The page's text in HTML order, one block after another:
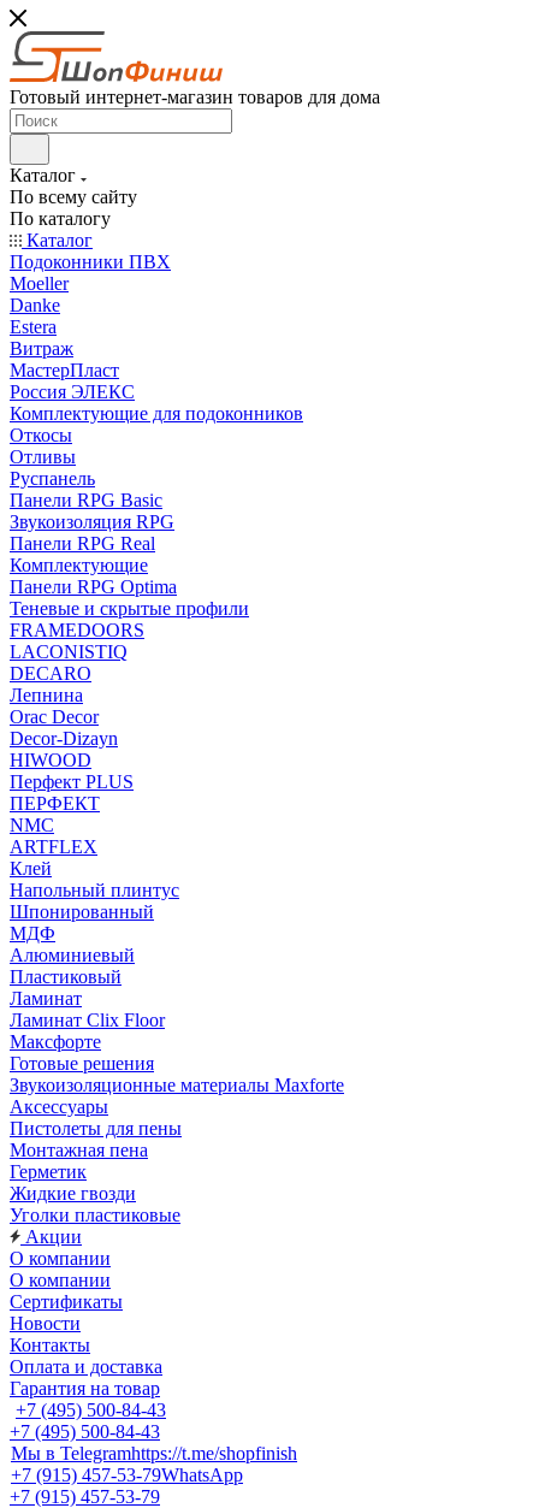
Готовый интернет-магазин товаров для дома
Каталог
По всему сайту
По каталогу
Каталог
Подоконники ПВХ
Moeller
Danke
Estera
Витраж
МастерПласт
Россия ЭЛЕКС
Комплектующие для подоконников
Откосы
Отливы
Руспанель
Панели RPG Basic
Звукоизоляция RPG
Панели RPG Real
Комплектующие
Панели RPG Optima
Теневые и скрытые профили
FRAMEDOORS
LACONISTIQ
DECARO
Лепнина
Orac Decor
Decor-Dizayn
HIWOOD
Перфект PLUS
ПЕРФЕКТ
NMC
ARTFLEX
Клей
Напольный плинтус
Шпонированный
МДФ
Алюминиевый
Пластиковый
Ламинат
Ламинат Clix Floor
Максфорте
Готовые решения
Звукоизоляционные материалы Maxforte
Аксессуары
Пистолеты для пены
Монтажная пена
Герметик
Жидкие гвозди
Уголки пластиковые
Акции
О компании
О компании
Сертификаты
Новости
Контакты
Оплата и доставка
Гарантия на товар
+7 (495) 500-84-43
+7 (495) 500-84-43
Мы в Telegramhttps://t.me/shopfinish
+7 (915) 457-53-79WhatsApp
+7 (915) 457-53-79